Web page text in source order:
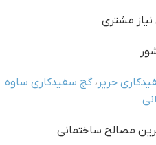
مشتری
حریر ،گچ سفیدکاری ساوه
مصالح ساختمانی